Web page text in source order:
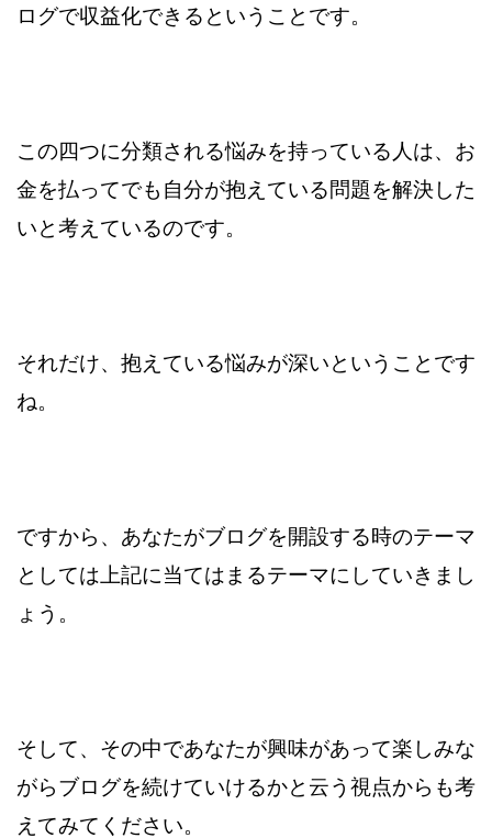
ログで収益化できるということです。
この四つに分類される悩みを持っている人は、お
金を払ってでも 自分が抱えている問題を解決した
いと考えているのです。
それだけ、抱えている悩みが深いということです
ね。
ですから、あなたがブログを開設する時のテーマ
としては 上記に当てはまるテーマにしていきまし
ょう。
そして、その中であなたが興味があって楽しみな
がらブログを続けていけるかと云う視点からも考
えてみてください。